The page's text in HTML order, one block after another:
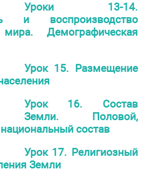
Уроки 13-14.
и воспроизводство
Демографическая
Урок 15. Размещение
Урок 16. Состав
Земли. Половой,
состав
Урок 17. Религиозный
Земли